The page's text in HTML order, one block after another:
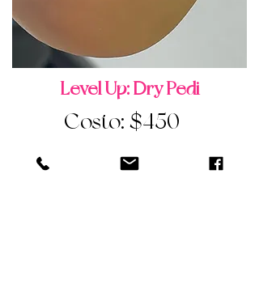
Level Up: Dry Pedi
Costo: $450
Detalles